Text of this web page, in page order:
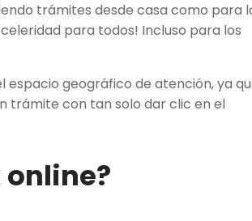
trámites desde casa como para
para todos! Incluso para los
espacio geográfico de atención, ya
trámite con tan solo dar clic en el